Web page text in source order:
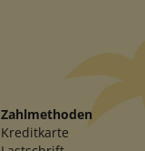
Zahlmethoden
Kreditkarte